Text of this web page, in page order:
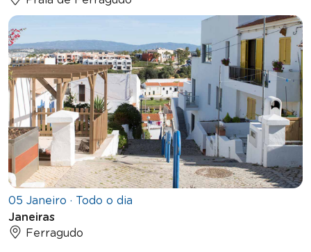
05 Janeiro · Todo o dia
Janeiras
Ferragudo